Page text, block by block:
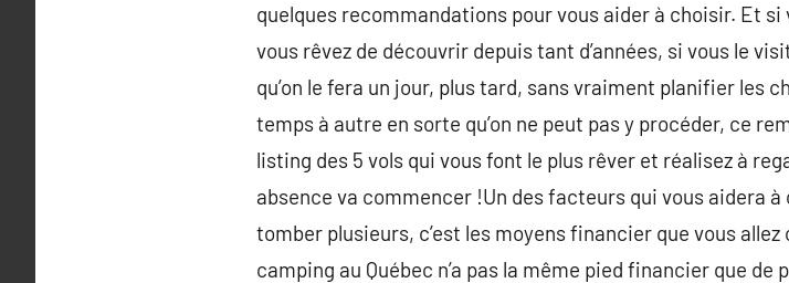
quelques recommandations pour vous aider à choisir. Et si
vous rêvez de découvrir depuis tant d’années, si vous le
qu’on le fera un jour, plus tard, sans vraiment planifier les
temps à autre en sorte qu’on ne peut pas y procéder, ce
listing des 5 vols qui vous font le plus rêver et réalisez à
absence va commencer !Un des facteurs qui vous aidera
tomber plusieurs, c’est les moyens financier que vous
camping au Québec n’a pas la même pied financier que